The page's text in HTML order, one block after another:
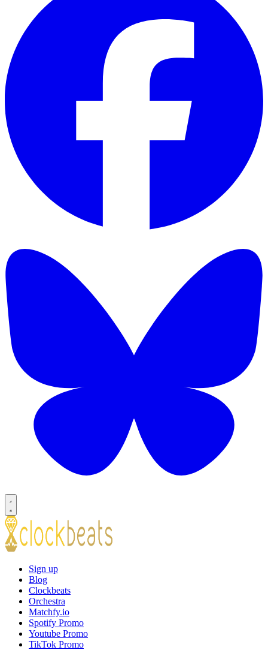
Sign up
Blog
Clockbeats
Orchestra
Matchfy.io
Spotify Promo
Youtube Promo
TikTok Promo